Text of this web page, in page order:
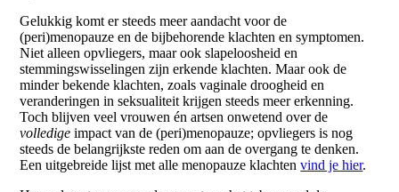
Gelukkig komt er steeds meer aandacht voor de
(peri)menopauze en de bijbehorende klachten en symptomen.
Niet alleen opvliegers, maar ook slapeloosheid en
stemmingswisselingen zijn erkende klachten. Maar ook de
minder bekende klachten, zoals vaginale droogheid en
veranderingen in seksualiteit krijgen steeds meer erkenning.
Toch blijven veel vrouwen én artsen onwetend over de
volledige impact van de (peri)menopauze; opvliegers is nog
steeds de belangrijkste reden om aan de overgang te denken.
Een uitgebreide lijst met alle menopauze klachtenvind je hier.